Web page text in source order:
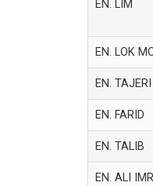
EN. LIM
EN. LOK
EN.
EN. FARID
EN. TALIB
EN. ALI